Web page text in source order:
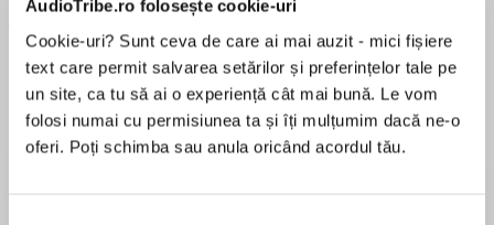
AudioTribe.ro folosește cookie-uri
Cookie-uri? Sunt ceva de care ai mai auzit - mici fișiere
text care permit salvarea setărilor și preferințelor tale pe
un site, ca tu să ai o experiență cât mai bună. Le vom
folosi numai cu permisiunea ta și îți mulțumim dacă ne-o
oferi. Poți schimba sau anula oricând acordul tău.